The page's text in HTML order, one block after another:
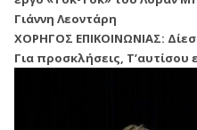
Γιάννη Λεοντάρη
ΧΟΡΗΓΟΣ ΕΠΙΚΟΙΝΩΝΙΑΣ:
Για προσκλήσεις, Τ’αυτίσου